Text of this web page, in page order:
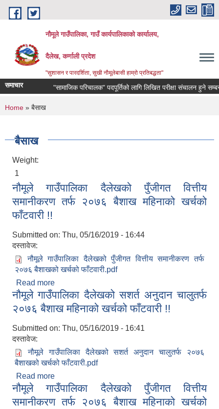
Skip to main content
नौमूले गाउँपालिका, गाउँ कार्यपालिकाको कार्यालय,
दैलेख, कर्णाली प्रदेश
"सुशासन र पारदर्शिता, सुखी नौमूलेबासी हाम्रो प्रतिबद्धता"
समाचार "सामाजिक परिचालक" पदपूर्तिको लागि लिखित परीक्षा संचालन हुने सम्बन्धी
You are here
Home » बैसाख
बैसाख
Weight:
1
नौमूले गाउँपालिका दैलेखको पुँजीगत वित्तीय
समानीकरण तर्फ २०७६ बैशाख महिनाको खर्चको
फाँटवारी !!
Submitted on: Thu, 05/16/2019 - 16:44
दस्तावेज:
नौमूले गाउँपालिका दैलेखको पुँजीगत वित्तीय समानीकरण तर्फ
२०७६ बैशाखको खर्चको फाँटवारी.pdf
Read more
समानीकरण तर्फ २०७६ बैशाख महिनाको खर्चको फाँटवारी !!
नौमूले गाउँपालिका दैलेखको सशर्त अनुदान चालुतर्फ
२०७६ बैशाख महिनाको खर्चको फाँटवारी !!
Submitted on: Thu, 05/16/2019 - 16:41
दस्तावेज:
नौमूले गाउँपालिका दैलेखको सशर्त अनुदान चालुतर्फ २०७६
बैशाखको खर्चको फाँटवारी.pdf
Read more
२०७६ बैशाख महिनाको खर्चको फाँटवारी !!
नौमूले गाउँपालिका दैलेखको पुँजीगत वित्तीय
समानीकरण तर्फ २०७६ बैशाख महिनाको खर्चको